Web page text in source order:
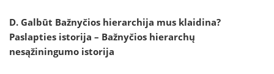
D. Galbūt Bažnyčios hierarchija mus klaidina?
Paslapties istorija – Bažnyčios hierarchų
nesąžiningumo istorija